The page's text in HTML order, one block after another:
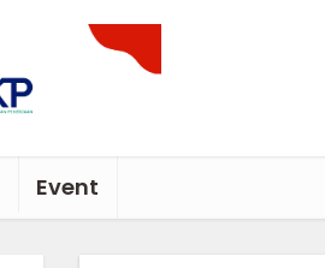
Event